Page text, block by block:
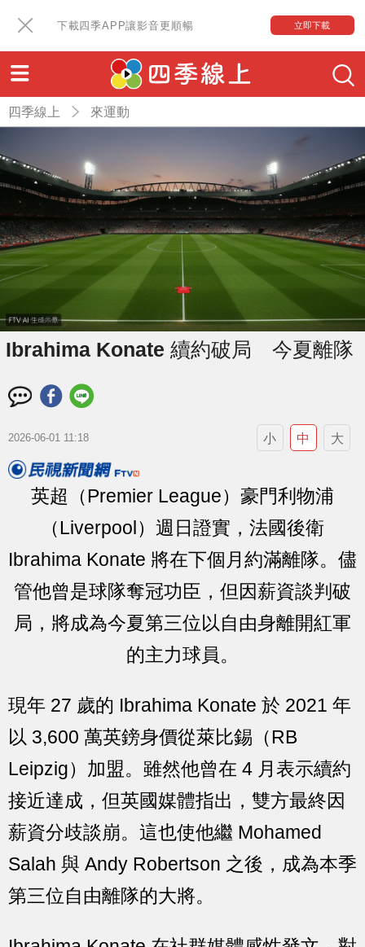
下載四季APP讓影音更順暢 立即下載
四季線上 來運動
Ibrahima Konate 續約破局 今夏離隊
2026-06-01 11:18 小 中 大
英超（Premier League）豪門利物浦
（Liverpool）週日證實，法國後衛
Ibrahima Konate 將在下個月約滿離隊。儘
管他曾是球隊奪冠功臣，但因薪資談判破
局，將成為今夏第三位以自由身離開紅軍
的主力球員。
現年 27 歲的 Ibrahima Konate 於 2021 年
以 3,600 萬英鎊身價從萊比錫（RB
Leipzig）加盟。雖然他曾在 4 月表示續約
接近達成，但英國媒體指出，雙方最終因
薪資分歧談崩。這也使他繼 Mohamed
Salah 與 Andy Robertson 之後，成為本季
第三位自由離隊的大將。